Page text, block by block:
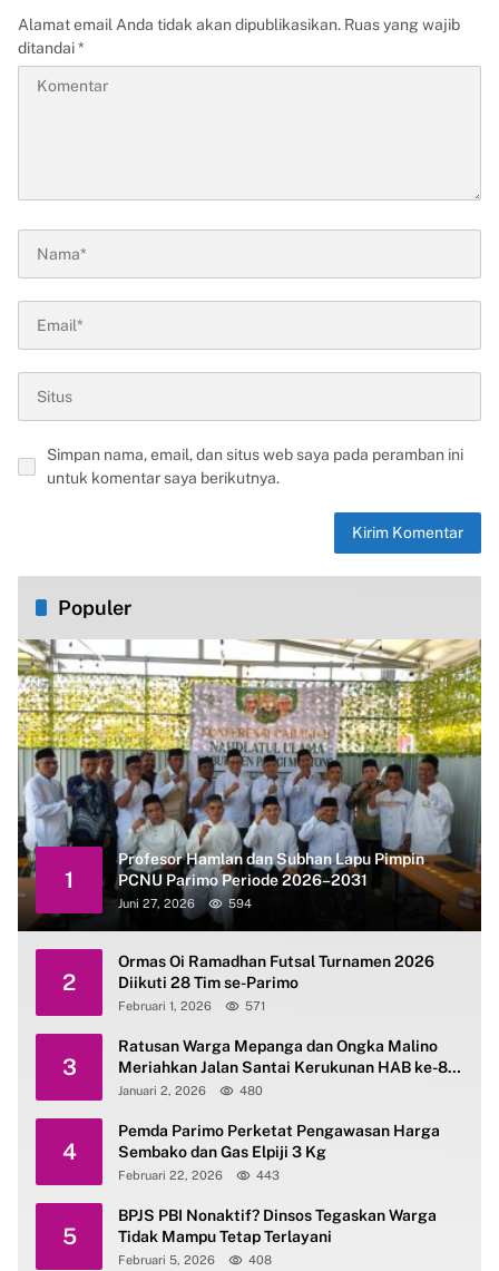
Alamat email Anda tidak akan dipublikasikan. Ruas yang wajib
ditandai*
Simpan nama, email, dan situs web saya pada peramban ini
untuk komentar saya berikutnya.
Populer
1
Profesor Hamlan dan Subhan Lapu Pimpin
PCNU Parimo Periode 2026–2031
Juni 27, 2026 594
2
Ormas Oi Ramadhan Futsal Turnamen 2026
Diikuti 28 Tim se-Parimo
Februari 1, 2026 571
3
Ratusan Warga Mepanga dan Ongka Malino
Meriahkan Jalan Santai Kerukunan HAB ke-80
Kemenag Parimo
Januari 2, 2026 480
4
Pemda Parimo Perketat Pengawasan Harga
Sembako dan Gas Elpiji 3 Kg
Februari 22, 2026 443
5
BPJS PBI Nonaktif? Dinsos Tegaskan Warga
Tidak Mampu Tetap Terlayani
Februari 5, 2026 408